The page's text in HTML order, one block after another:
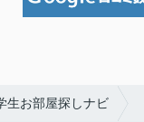
生お部屋探しナビ